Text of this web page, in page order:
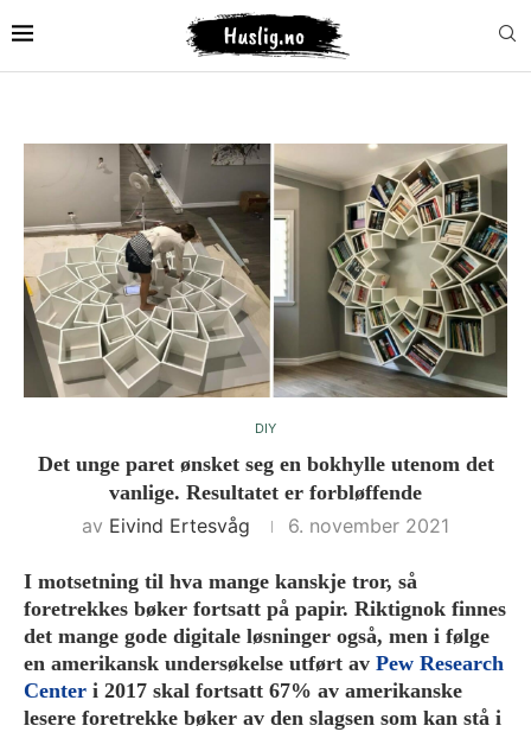
DIY
Det unge paret ønsket seg en bokhylle utenom det
vanlige. Resultatet er forbløffende
av Eivind Ertesvåg 6. november 2021
I motsetning til hva mange kanskje tror, så
foretrekkes bøker fortsatt på papir. Riktignok finnes
det mange gode digitale løsninger også, men i følge
en amerikansk undersøkelse utført av Pew Research
Center i 2017 skal fortsatt 67% av amerikanske
lesere foretrekke bøker av den slagsen som kan stå i